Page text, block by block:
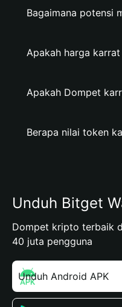
Bagaimana potensi
Apakah harga
Apakah Dompet
Berapa nilai token
Unduh Bitget
Dompet kripto terbaik
40 juta pengguna
Unduh Android APK